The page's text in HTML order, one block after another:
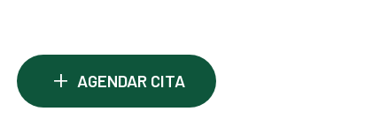
+ AGENDAR CITA